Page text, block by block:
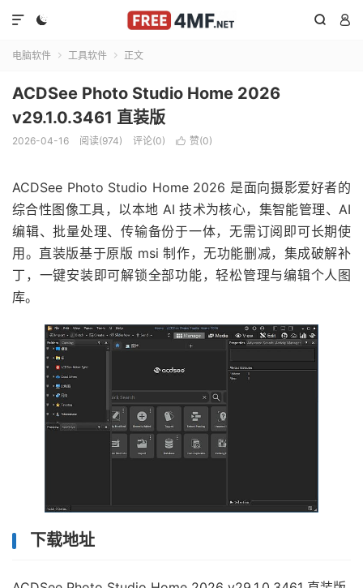
  

电脑软件  工具软件  正文
ACDSee Photo Studio Home 2026
v29.1.0.3461 直装版
2026-04-16 阅读(974) 评论(0)  赞(0)
ACDSee Photo Studio Home 2026 是面向摄影爱好者的
综合性图像工具，以本地 AI 技术为核心，集智能管理、AI
编辑、批量处理、传输备份于一体，无需订阅即可长期使
用。直装版基于原版 msi 制作，无功能删减，集成破解补
丁，一键安装即可解锁全部功能，轻松管理与编辑个人图
库。
下载地址